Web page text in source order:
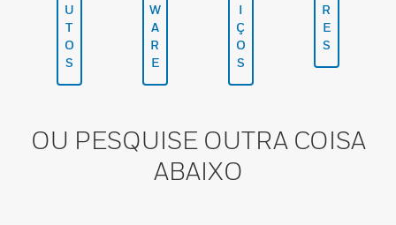
U
T
O
S
W
A
R
E
I
Ç
O
S
R
E
S
OU PESQUISE OUTRA COISA
ABAIXO